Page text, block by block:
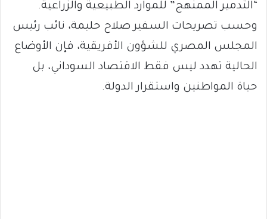
“التدمير الممنهج” للموارد الطبيعية والزراعية.
وحسب تصريحات السفير صلاح حليمة، نائب رئيس
المجلس المصري للشؤون الأفريقية، فإن الأوضاع
الحالية تهدد ليس فقط الاقتصاد السوداني، بل
حياة المواطنين واستقرار الدولة.